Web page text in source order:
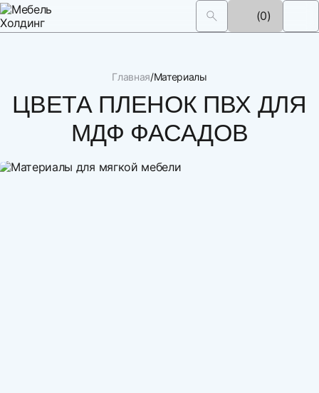
(0)
Главная Материалы
ЦВЕТА ПЛЕНОК ПВХ ДЛЯ
МДФ ФАСАДОВ